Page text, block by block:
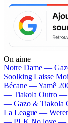
On aime
Notre Dame —
Soolking Laisse
Bécane —Yamê
— Tiakola Outro —
— Gazo & Tiakola
La League —
— PLK No love —